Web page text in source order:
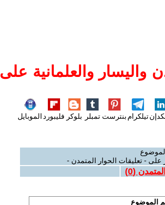
واليسار والعلمانية على
تيلكرام بنترست تمبلر بلوكر فليبورد الموبايل
على - تعليقات الحوار المتمدن -
(
0
)